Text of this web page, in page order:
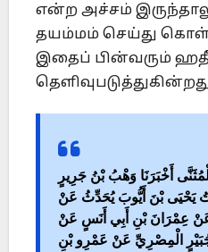
என்ற அச்சம்
தயம்மம் செய்து
இதைப் பின்வரும்
الْمُثَنَّى أَخْبَرَنَا وَهْبُ بْنُ جَرِيرٍ
يَحْيَى بْنَ أَيُّوبَ يُحَدِّثُ عَنْ
عِمْرَانَ بْنِ أَبِي أَنَسٍ عَنْ
الْمِصْرِيِّ عَنْ عَمْرِو بْنِ